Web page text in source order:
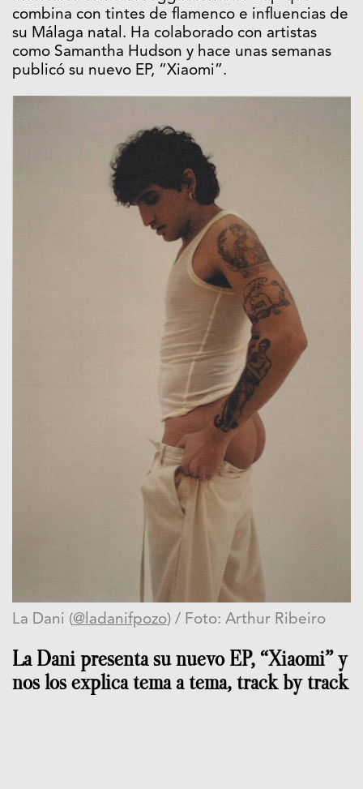
combina con tintes de flamenco e influencias de
su Málaga natal. Ha colaborado con artistas
como Samantha Hudson y hace unas semanas
publicó su nuevo EP, “Xiaomi”.
La Dani (@ladanifpozo) / Foto: Arthur Ribeiro
La Dani presenta su nuevo EP, “Xiaomi” y
nos los explica tema a tema, track by track